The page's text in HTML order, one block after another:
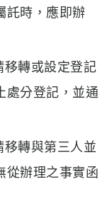
託時，應即辦
移轉或設定登記
處分登記，並通
移轉與第三人並
從辦理之事實函